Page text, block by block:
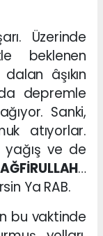
Üzerinde
beklenen
âşıkın
depremle
Sanki,
atıyorlar.
ve de
…
Ya RAB.
bu vaktinde